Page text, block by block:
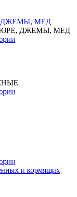
МЕД
ДЖЕМЫ, МЕД
и кормящих